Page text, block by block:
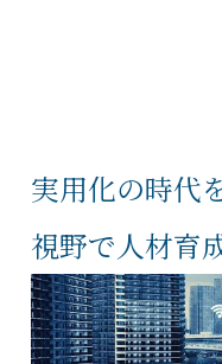
実用化の時代
視野で人材育